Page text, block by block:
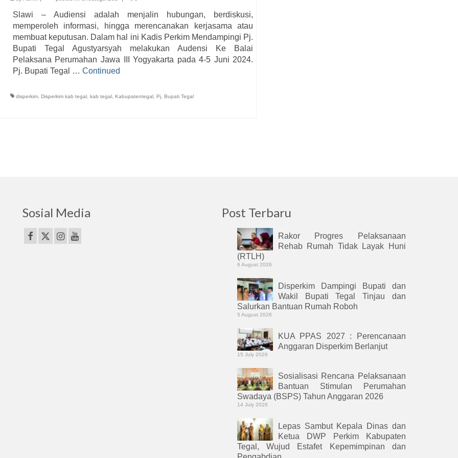
Slawi – Audiensi adalah menjalin hubungan, berdiskusi,
memperoleh informasi, hingga merencanakan kerjasama atau
membuat keputusan. Dalam hal ini Kadis Perkim Mendampingi Pj.
Bupati Tegal Agustyarsyah melakukan Audensi Ke Balai
Pelaksana Perumahan Jawa III Yogyakarta pada 4-5 Juni 2024.
Pj. Bupati Tegal … Continued
disperkim, Disperkim kab tegal, kab tegal, Kabupatentegal, Pj. Bupati Tegal
Sosial Media Post Terbaru
Rakor Progres Pelaksanaan
Rehab Rumah Tidak Layak Huni
(RTLH)
6 August 2026
Disperkim Dampingi Bupati dan
Wakil Bupati Tegal Tinjau dan
Salurkan Bantuan Rumah Roboh
5 August 2026
KUA PPAS 2027 : Perencanaan
Anggaran Disperkim Berlanjut
15 July 2026
Sosialisasi Rencana Pelaksanaan
Bantuan Stimulan Perumahan
Swadaya (BSPS) Tahun Anggaran 2026
14 July 2026
Lepas Sambut Kepala Dinas dan
Ketua DWP Perkim Kabupaten
Tegal, Wujud Estafet Kepemimpinan dan